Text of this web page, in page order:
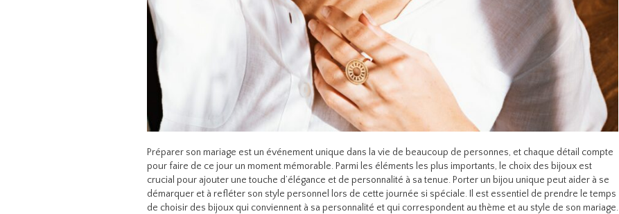
Préparer son mariage est un événement unique dans la vie de beaucoup de personnes, et chaque détail compte
pour faire de ce jour un moment mémorable. Parmi les éléments les plus importants, le choix des bijoux est
crucial pour ajouter une touche d’élégance et de personnalité à sa tenue. Porter un bijou unique peut aider à se
démarquer et à refléter son style personnel lors de cette journée si spéciale. Il est essentiel de prendre le temps
de choisir des bijoux qui conviennent à sa personnalité et qui correspondent au thème et au style de son mariage.